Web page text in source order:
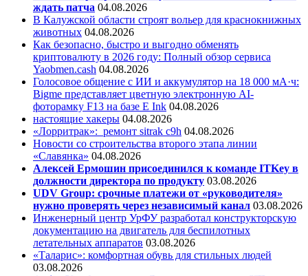
ждать патча 04.08.2026
В Калужской области строят вольер для краснокнижных
животных 04.08.2026
Как безопасно, быстро и выгодно обменять
криптовалюту в 2026 году: Полный обзор сервиса
Yaobmen.cash 04.08.2026
Голосовое общение с ИИ и аккумулятор на 18 000 мА·ч:
Bigme представляет цветную электронную AI-
фоторамку F13 на базе E Ink 04.08.2026
настоящие хакеры 04.08.2026
«Лорритрак»: ремонт sitrak c9h 04.08.2026
Новости со строительства второго этапа линии
«Славянка» 04.08.2026
Алексей Ермошин присоединился к команде ITKey в
должности директора по продукту 03.08.2026
UDV Group: срочные платежи от «руководителя»
нужно проверять через независимый канал 03.08.2026
Инженерный центр УрФУ разработал конструкторскую
документацию на двигатель для беспилотных
летательных аппаратов 03.08.2026
«Таларис»: комфортная обувь для стильных людей
03.08.2026